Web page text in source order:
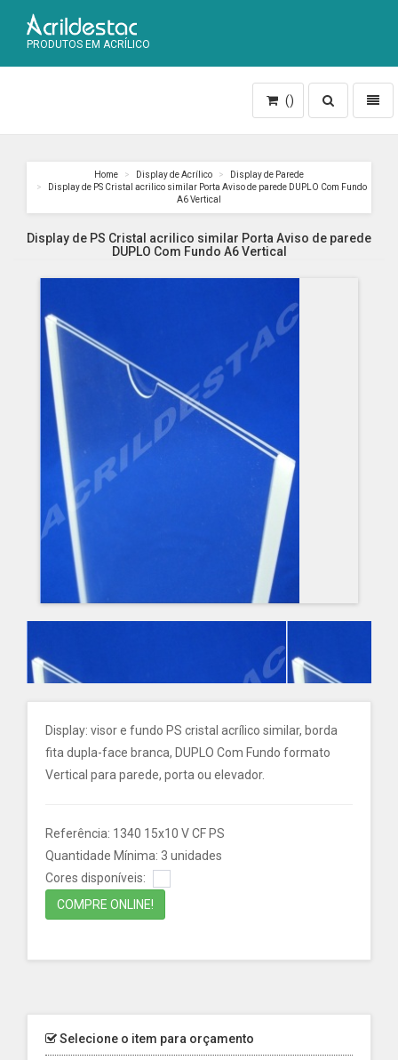
PRODUTOS EM ACRÍLICO
Toggle
search
()
Home Display de Acrílico
Display de Parede
Display de PS Cristal acrilico similar Porta Aviso de parede DUPLO Com Fundo
A6 Vertical
Display de PS Cristal acrilico similar Porta Aviso de parede
DUPLO Com Fundo A6 Vertical
Display: visor e fundo PS cristal acrílico similar, borda
fita dupla-face branca, DUPLO Com Fundo formato
Vertical para parede, porta ou elevador.
Referência: 1340 15x10 V CF PS
Quantidade Mínima: 3 unidades
Cores disponíveis:
COMPRE ONLINE!
Selecione o item para orçamento